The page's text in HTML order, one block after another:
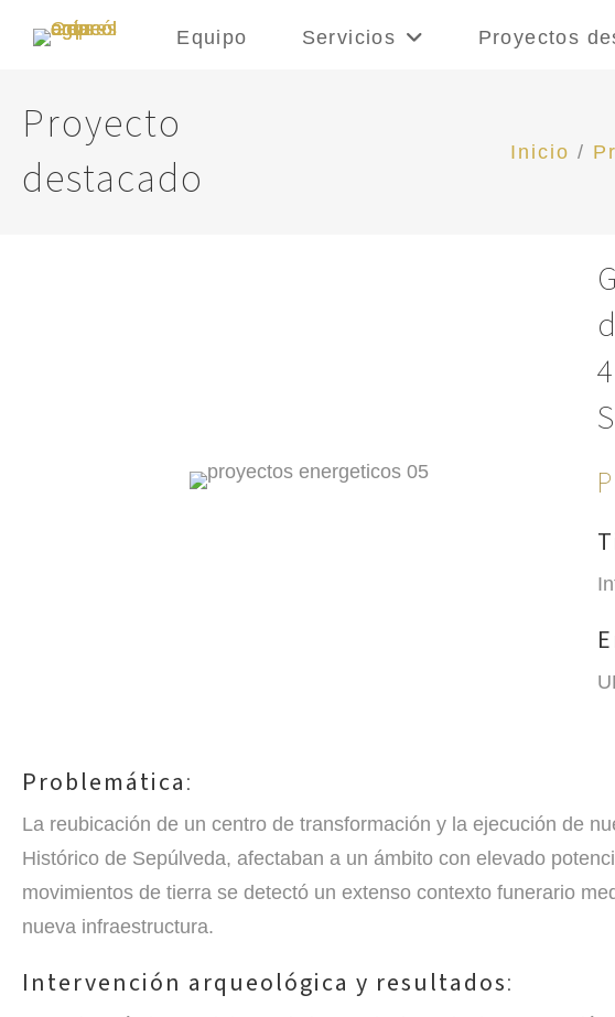
Equipo Servicios Proyectos
Proyecto
destacado
Inicio /
Problemática:
La reubicación de un centro de transformación y la ejecución de
Histórico de Sepúlveda, afectaban a un ámbito con elevado
movimientos de tierra se detectó un extenso contexto funerario
nueva infraestructura.
Intervención arqueológica y resultados: